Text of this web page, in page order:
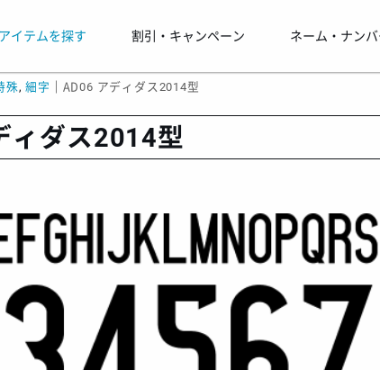
アイテムを探す 割引・キャンペーン ネーム・ナン
殊,細字 AD06 アディダス2014型
ィダス2014型